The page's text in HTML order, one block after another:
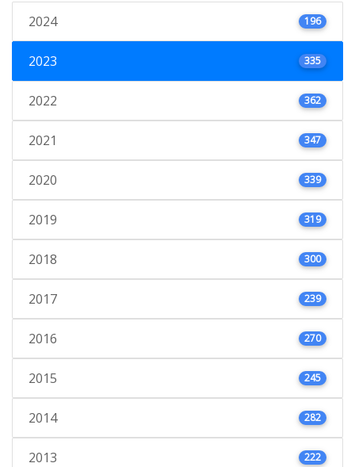
2024 196
2023 335
2022 362
2021 347
2020 339
2019 319
2018 300
2017 239
2016 270
2015 245
2014 282
2013 222